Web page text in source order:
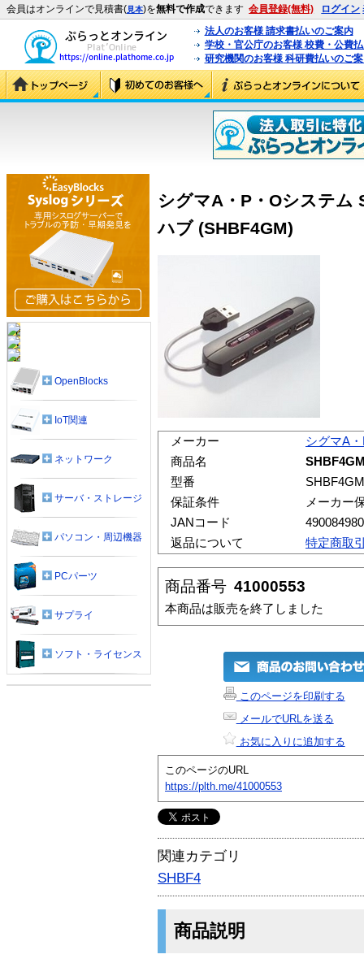
会員はオンラインで見積書(見本)を無料で作成できます 会員登録(無料) ログイン
法人のお客様 請求書払いのご案内
学校・官公庁のお客様 校費・公費
研究機関のお客様 科研費払いのご
シグマA・P・Oシステム
ハブ (SHBF4GM)
メーカー
シグマA
商品名
型番
SHBF4GM
保証条件
メーカー
JANコード
返品について
特定商取
商品番号 41000553
本商品は販売を終了しました
このページを印刷する
メールでURLを送る
お気に入りに追加する
このページのURL
https://plth.me/41000553
関連カテゴリ
SHBF4
商品説明
OpenBlocks
IoT関連
ネットワーク
サーバ・ストレージ
パソコン・周辺機器
PCパーツ
サプライ
ソフト・ライセンス